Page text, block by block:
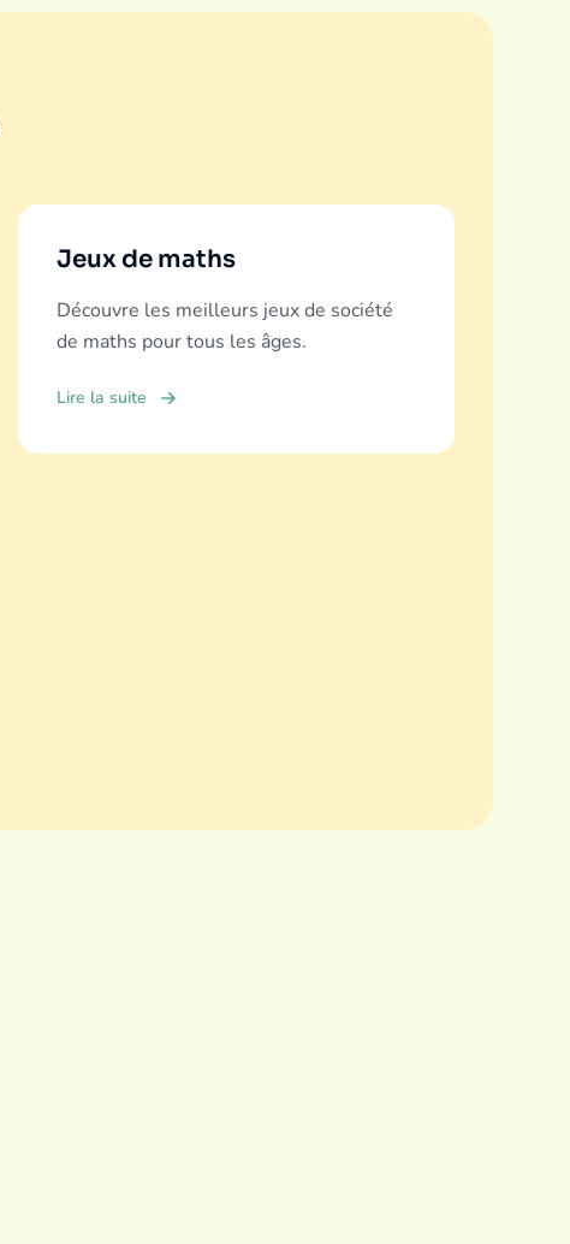
Jeux de maths
Découvre les meilleurs jeux de société
de maths pour tous les âges.
Lire la suite